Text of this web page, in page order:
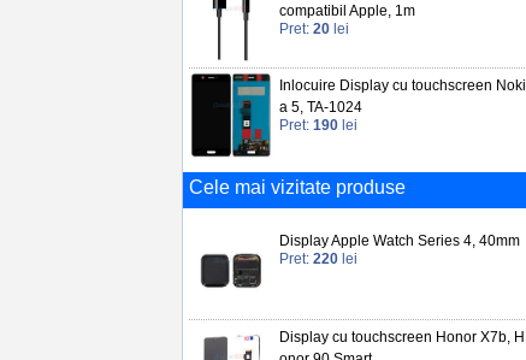
compatibil Apple, 1m
Pret: 20 lei
Inlocuire Display cu touchscreen Noki
a 5, TA-1024
Pret: 190 lei
Cele mai vizitate produse
Display Apple Watch Series 4, 40mm
Pret: 220 lei
Display cu touchscreen Honor X7b, H